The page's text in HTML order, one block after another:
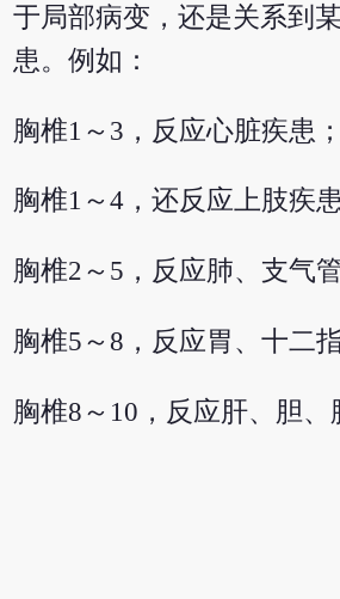
于局部病变，还是关系到
患。例如：
胸椎1～3，反应心脏疾患；
胸椎1～4，还反应上肢疾患
胸椎2～5，反应肺、支气
胸椎5～8，反应胃、十二
胸椎8～10，反应肝、胆、